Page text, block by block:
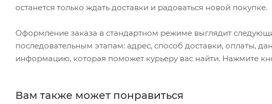
останется только ждать доставки и радоваться новой покупке.
Оформление заказа в стандартном режиме выглядит
последовательным этапам: адрес, способ доставки, оплаты,
информацию, которая поможет курьеру вас найти. Нажмите
Вам также может понравиться